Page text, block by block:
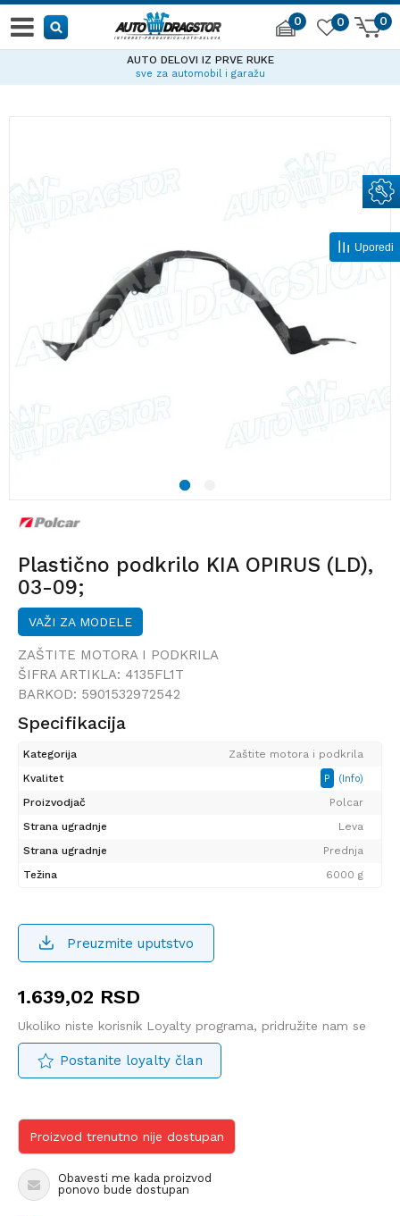
0 0
0
AUTO DELOVI IZ PRVE RUKE
sve za automobil i garažu
1
Plastično podkrilo KIA OPIRUS (LD),
03-09;
VAŽI ZA MODELE
ZAŠTITE MOTORA I PODKRILA
ŠIFRA ARTIKLA: 4135FL1T
BARKOD: 5901532972542
Specifikacija
Kategorija
Zaštite motora i podkrila
Kvalitet
P (Info)
Proizvodjač
Polcar
Strana ugradnje
Leva
Strana ugradnje
Prednja
Težina
6000 g
Preuzmite uputstvo
1.639,02 RSD
Ukoliko niste korisnik Loyalty programa, pridružite nam se
Postanite loyalty član
Proizvod trenutno nije dostupan
Obavesti me kada proizvod
ponovo bude dostupan
Uporedi